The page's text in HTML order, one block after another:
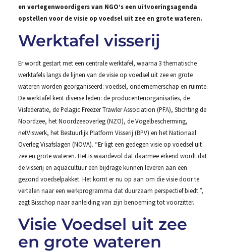
en vertegenwoordigers van NGO’s een uitvoeringsagenda
opstellen voor de visie op voedsel uit zee en grote wateren.
Werktafel visserij
Er wordt gestart met een centrale werktafel, waarna 3 thematische
werktafels langs de lijnen van de visie op voedsel uit zee en grote
wateren worden georganiseerd: voedsel, ondernemerschap en ruimte.
De werktafel kent diverse leden: de producentenorganisaties, de
Visfederatie, de Pelagic Freezer Trawler Association (PFA), Stichting de
Noordzee, het Noordzeeoverleg (NZO), de Vogelbescherming,
netViswerk, het Bestuurlijk Platform Visserij (BPV) en het Nationaal
Overleg Visafslagen (NOVA). “Er ligt een gedegen visie op voedsel uit
zee en grote wateren. Het is waardevol dat daarmee erkend wordt dat
de visserij en aquacultuur een bijdrage kunnen leveren aan een
gezond voedselpakket. Het komt er nu op aan om die visie door te
vertalen naar een werkprogramma dat duurzaam perspectief biedt.”,
zegt Bisschop naar aanleiding van zijn benoeming tot voorzitter.
Visie Voedsel uit zee
en grote wateren